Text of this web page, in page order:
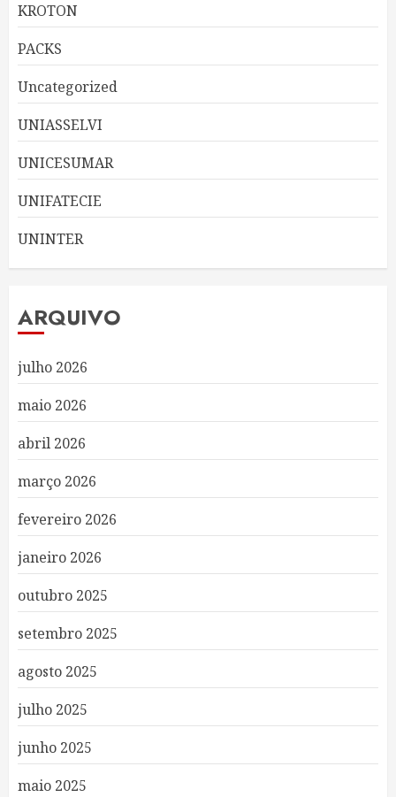
KROTON
PACKS
Uncategorized
UNIASSELVI
UNICESUMAR
UNIFATECIE
UNINTER
ARQUIVO
julho 2026
maio 2026
abril 2026
março 2026
fevereiro 2026
janeiro 2026
outubro 2025
setembro 2025
agosto 2025
julho 2025
junho 2025
maio 2025